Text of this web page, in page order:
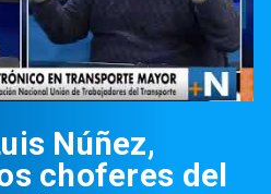
Núñez,
choferes del